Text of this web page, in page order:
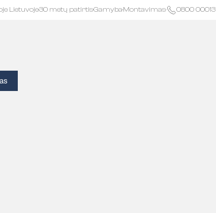
Lietuvoje·30 metų patirtis·Gamyba·Montavimas· 0800 00013